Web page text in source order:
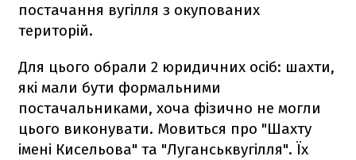
постачання вугілля з окупованих
територій.
Для цього обрали 2 юридичних осіб: шахти,
які мали бути формальними
постачальниками, хоча фізично не могли
цього виконувати. Мовиться про "Шахту
імені Кисельова" та "Луганськвугілля". Їх